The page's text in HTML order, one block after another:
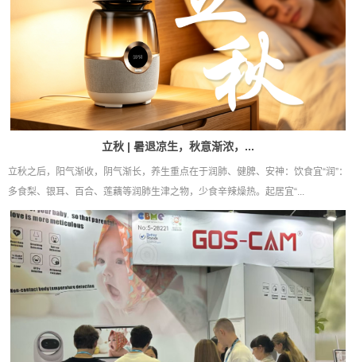
立秋 | 暑退凉生，秋意渐浓，...
立秋之后，阳气渐收，阴气渐长，养生重点在于润肺、健脾、安神：饮食宜“润”：
多食梨、银耳、百合、莲藕等润肺生津之物，少食辛辣燥热。起居宜“...